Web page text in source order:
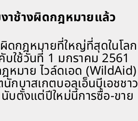
าช้างผิดกฎหมายแล้ว
ดกฎหมายที่ใหญ่ที่สุดในโลก
ใช้วันที่ 1 มกราคม 2561
หมาย ไวล์ดเอด (WildAid)
บาสเกตบอลเอ็นบีเอชชาว
บตั้งแต่ปีใหม่นี้การซื้อ-ขาย